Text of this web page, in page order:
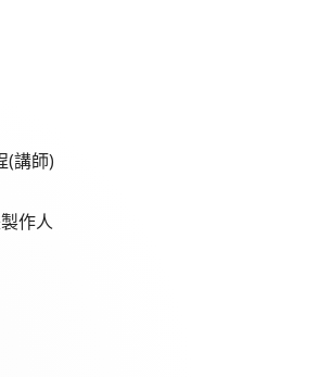
(講師)
作人
欄(一)-發明設計新產品的基本概念